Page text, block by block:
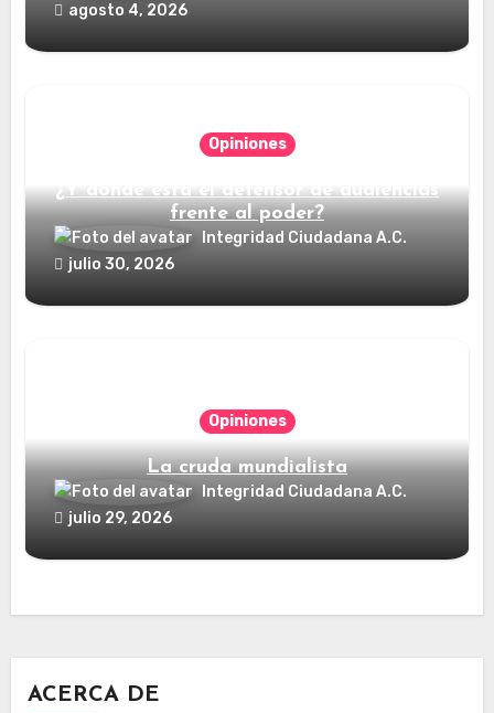
agosto 4, 2026
Opiniones
¿Y dónde está el defensor de audiencias
frente al poder?
Integridad Ciudadana A.C.
julio 30, 2026
Opiniones
La cruda mundialista
Integridad Ciudadana A.C.
julio 29, 2026
ACERCA DE